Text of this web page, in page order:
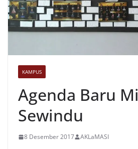
KAMPUS
Agenda Baru
Sewindu
8 Desember 2017 AKLaMASI